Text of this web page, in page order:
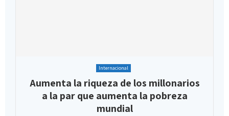
Internacional
Aumenta la riqueza de los millonarios
a la par que aumenta la pobreza
mundial